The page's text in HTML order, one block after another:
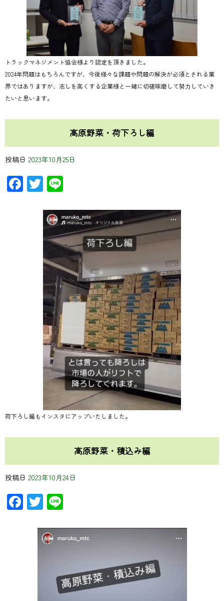
トラックマネジメント協会様より認定を頂きました。
2024年問題はもちろんですが、今後様々な課題や問題の解決が必須とされる業
界ではありますが、志しを高くする企業様と一緒に切磋琢磨して努力していき
たいと思います。
高原野菜・荷下ろし編
投稿日 2023年10月25日
Facebook
Twitter
荷下ろし編もインスタにアップいたしました。
高原野菜・積込み編
投稿日 2023年10月24日
Facebook
Twitter